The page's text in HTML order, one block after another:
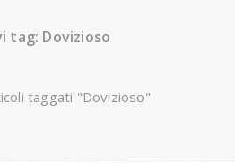
tag: Dovizioso
taggati "Dovizioso"